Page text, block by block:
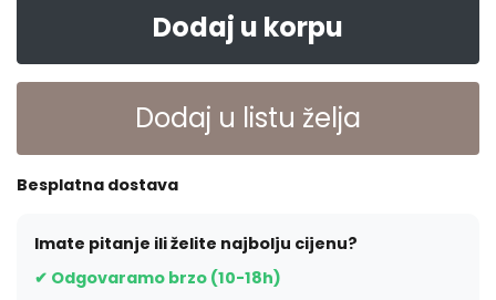
Dodaj u korpu
Dodaj u listu želja
Besplatna dostava
Imate pitanje ili želite najbolju cijenu?
✔ Odgovaramo brzo (10-18h)